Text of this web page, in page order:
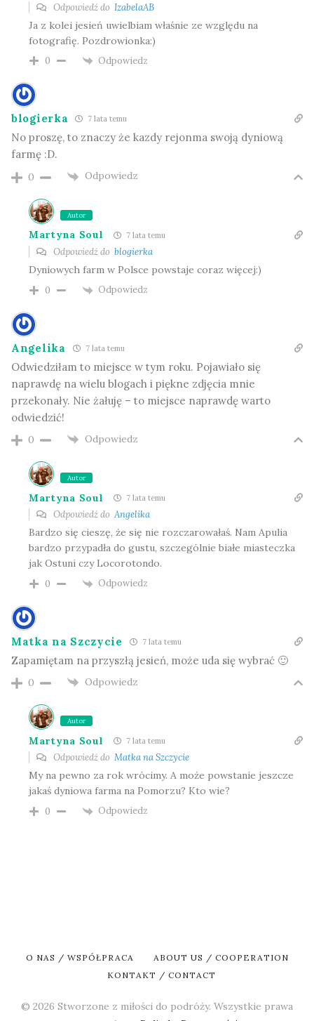
Odpowiedź do IzabelaAB
Ja z kolei jesień uwielbiam właśnie ze względu na
fotografię. Pozdrowionka:)
0 Odpowiedz
blogierka 7 lata temu
No proszę, to znaczy że kazdy rejonma swoją dyniową
farmę :D.
0 Odpowiedz
Autor
Martyna Soul 7 lata temu
Odpowiedź do blogierka
Dyniowych farm w Polsce powstaje coraz więcej:)
0 Odpowiedz
Angelika 7 lata temu
Odwiedziłam to miejsce w tym roku. Pojawiało się
naprawdę na wielu blogach i piękne zdjęcia mnie
przekonały. Nie żałuję – to miejsce naprawdę warto
odwiedzić!
0 Odpowiedz
Autor
Martyna Soul 7 lata temu
Odpowiedź do Angelika
Bardzo się cieszę, że się nie rozczarowałaś. Nam Apulia
bardzo przypadła do gustu, szczególnie białe miasteczka
jak Ostuni czy Locorotondo.
0 Odpowiedz
Matka na Szczycie 7 lata temu
Zapamiętam na przyszłą jesień, może uda się wybrać 🙂
0 Odpowiedz
Autor
Martyna Soul 7 lata temu
Odpowiedź do Matka na Szczycie
My na pewno za rok wrócimy. A może powstanie jeszcze
jakaś dyniowa farma na Pomorzu? Kto wie?
0 Odpowiedz
O NAS / WSPÓŁPRACA
ABOUT US / COOPERATION
KONTAKT / CONTACT
© 2026 Stworzone z miłości do podróży. Wszystkie prawa